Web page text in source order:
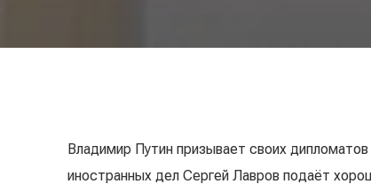
Владимир Путин призывает своих
иностранных дел Сергей Лавров подаёт